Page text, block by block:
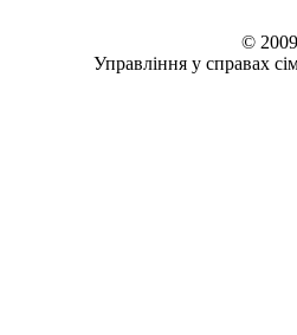
©
Управління у справах